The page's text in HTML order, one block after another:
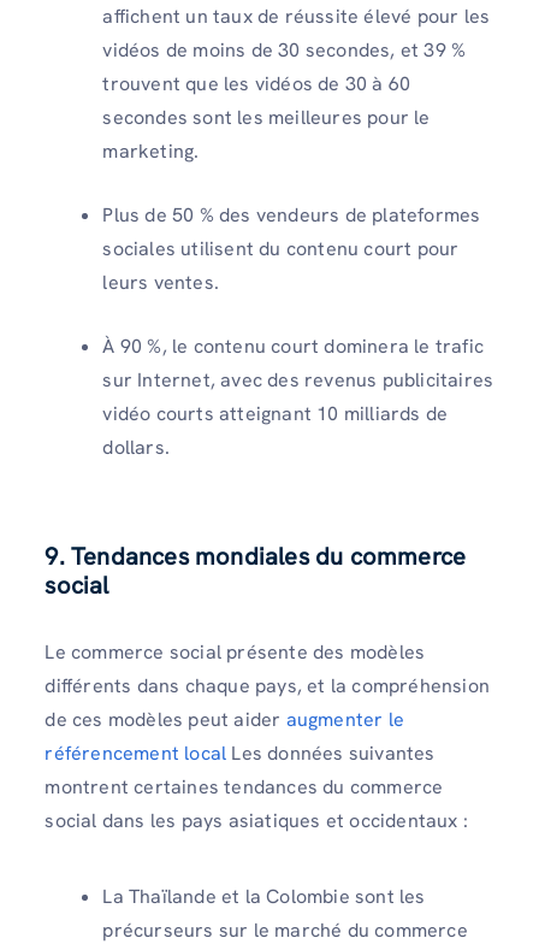
affichent un taux de réussite élevé pour les
vidéos de moins de 30 secondes, et 39 %
trouvent que les vidéos de 30 à 60
secondes sont les meilleures pour le
marketing.
Plus de 50 % des vendeurs de plateformes
sociales utilisent du contenu court pour
leurs ventes.
À 90 %, le contenu court dominera le trafic
sur Internet, avec des revenus publicitaires
vidéo courts atteignant 10 milliards de
dollars.
9. Tendances mondiales du commerce
social
Le commerce social présente des modèles
différents dans chaque pays, et la compréhension
de ces modèles peut aider augmenter le
référencement local Les données suivantes
montrent certaines tendances du commerce
social dans les pays asiatiques et occidentaux :
La Thaïlande et la Colombie sont les
précurseurs sur le marché du commerce